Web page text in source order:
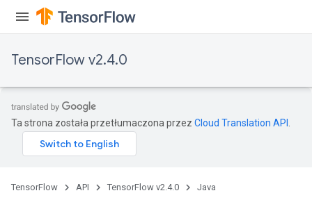
TensorFlow v2.4.0
Ta strona została przetłumaczona przez Cloud Translation API
TensorFlow API TensorFlow v2.4.0 Java